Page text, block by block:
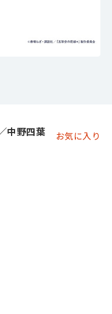
中野四葉 お気に入り